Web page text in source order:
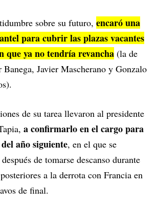
sobre su futuro, encaró una
para cubrir las plazas vacantes
que ya no tendría revancha (la de
Javier Mascherano y Gonzalo
de su tarea llevaron al presidente
a confirmarlo en el cargo para
año siguiente, en el que se
de tomarse descanso durante
a la derrota con Francia en
de final.